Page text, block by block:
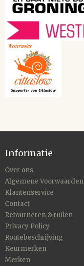
Informatie
Over ons
Algemene Voorwaarden
Klantenservice
Contact
Retourneren & ruilen
Privacy Policy
Routebeschrijving
Keurmerken
Merken